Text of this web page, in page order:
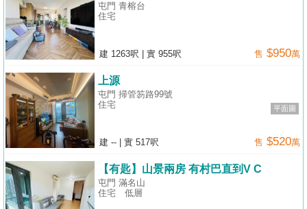
屯門 青榕台
住宅
建 1263呎 實 955呎 售 $950萬
平面圖
上源
屯門 掃管笏路99號
住宅
建 -- 實 517呎 售 $520萬
【有匙】山景兩房 有村巴直到V C
屯門 滿名山
住宅
低層